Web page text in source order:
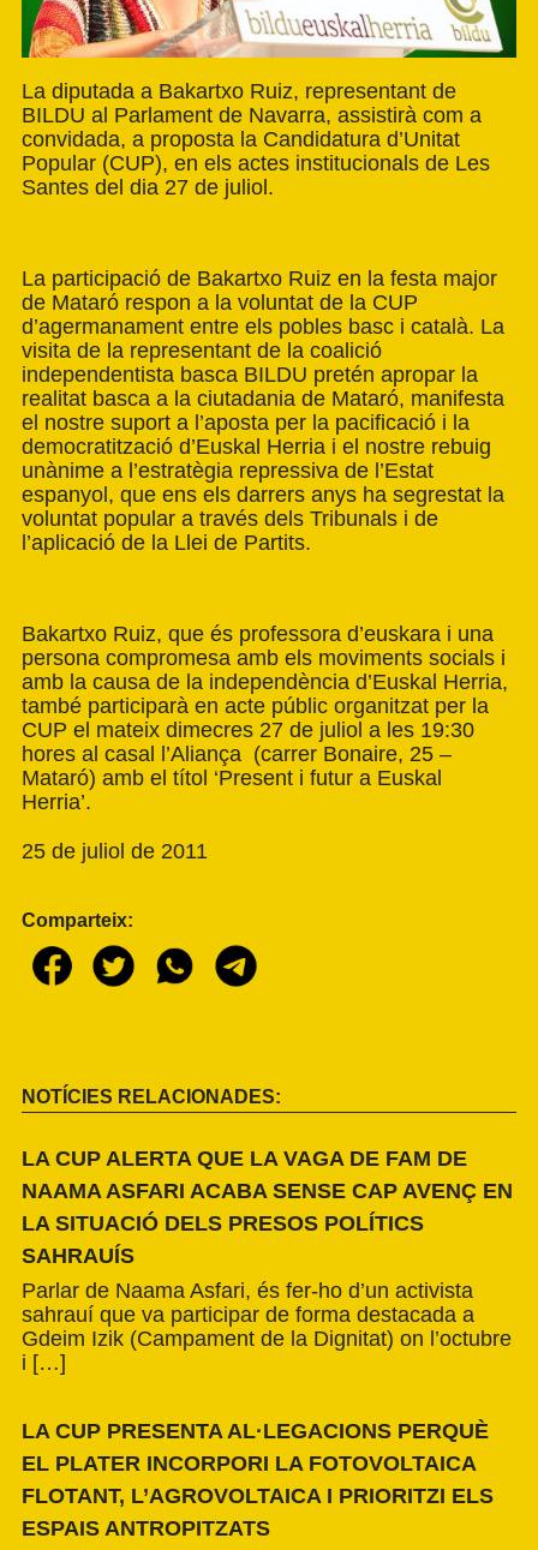
La diputada a Bakartxo Ruiz, representant de
BILDU al Parlament de Navarra, assistirà com a
convidada, a proposta la Candidatura d’Unitat
Popular (CUP), en els actes institucionals de Les
Santes del dia 27 de juliol.
La participació de Bakartxo Ruiz en la festa major
de Mataró respon a la voluntat de la CUP
d’agermanament entre els pobles basc i català. La
visita de la representant de la coalició
independentista basca BILDU pretén apropar la
realitat basca a la ciutadania de Mataró, manifesta
el nostre suport a l’aposta per la pacificació i la
democratització d’Euskal Herria i el nostre rebuig
unànime a l’estratègia repressiva de l’Estat
espanyol, que ens els darrers anys ha segrestat la
voluntat popular a través dels Tribunals i de
l’aplicació de la Llei de Partits.
Bakartxo Ruiz, que és professora d’euskara i una
persona compromesa amb els moviments socials i
amb la causa de la independència d’Euskal Herria,
també participarà en acte públic organitzat per la
CUP el mateix dimecres 27 de juliol a les 19:30
hores al casal l’Aliança (carrer Bonaire, 25 –
Mataró) amb el títol ‘Present i futur a Euskal
Herria’.
25 de juliol de 2011
Comparteix:
NOTÍCIES RELACIONADES:
LA CUP ALERTA QUE LA VAGA DE FAM DE
NAAMA ASFARI ACABA SENSE CAP AVENÇ EN
LA SITUACIÓ DELS PRESOS POLÍTICS
SAHRAUÍS
Parlar de Naama Asfari, és fer-ho d’un activista
sahrauí que va participar de forma destacada a
Gdeim Izik (Campament de la Dignitat) on l’octubre
i […]
LA CUP PRESENTA AL·LEGACIONS PERQUÈ
EL PLATER INCORPORI LA FOTOVOLTAICA
FLOTANT, L’AGROVOLTAICA I PRIORITZI ELS
ESPAIS ANTROPITZATS